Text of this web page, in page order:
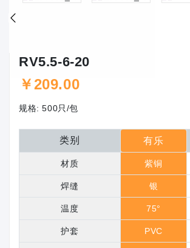
RV5.5-6-20
￥209.00
规格: 500只/包
类别 有乐
材质 紫铜
焊缝 银
温度 75°
护套 PVC